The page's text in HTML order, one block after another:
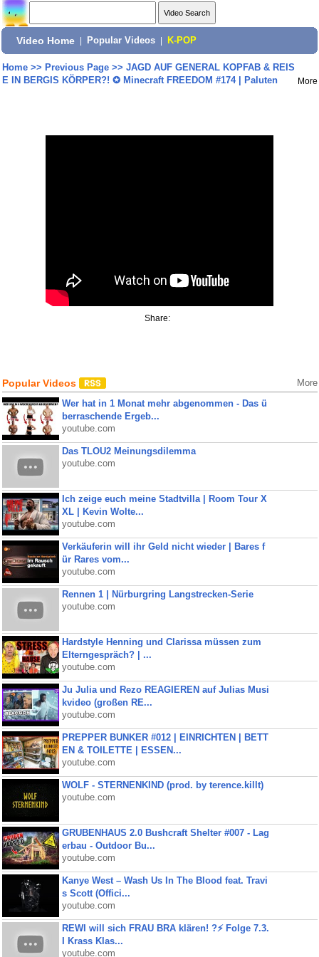
Video Home Popular Videos K-POP
Home>> Previous Page>> JAGD AUF GENERAL KOPFAB & REIS
E IN BERGIS KÖRPER?! ✪ Minecraft FREEDOM #174 | Paluten
More
Share:
Popular Videos More
Wer hat in 1 Monat mehr abgenommen - Das ü
berraschende Ergeb...
youtube.com
Das TLOU2 Meinungsdilemma
youtube.com
Ich zeige euch meine Stadtvilla | Room Tour X
XL | Kevin Wolte...
youtube.com
Verkäuferin will ihr Geld nicht wieder | Bares f
ür Rares vom...
youtube.com
Rennen 1 | Nürburgring Langstrecken-Serie
youtube.com
Hardstyle Henning und Clarissa müssen zum
Elterngespräch? | ...
youtube.com
Ju Julia und Rezo REAGIEREN auf Julias Musi
kvideo (großen RE...
youtube.com
PREPPER BUNKER #012 | EINRICHTEN | BETT
EN & TOILETTE | ESSEN...
youtube.com
WOLF - STERNENKIND (prod. by terence.killt)
youtube.com
GRUBENHAUS 2.0 Bushcraft Shelter #007 - Lag
erbau - Outdoor Bu...
youtube.com
Kanye West – Wash Us In The Blood feat. Travi
s Scott (Offici...
youtube.com
REWI will sich FRAU BRA klären! ?⚡️ Folge 7.3.
I Krass Klas...
youtube.com